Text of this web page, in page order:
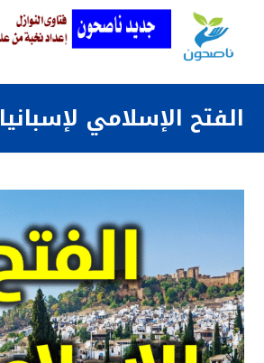
الفتح الإسلامي لإسبانيا